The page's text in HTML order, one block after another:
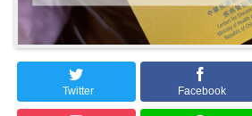
Twitter Facebook